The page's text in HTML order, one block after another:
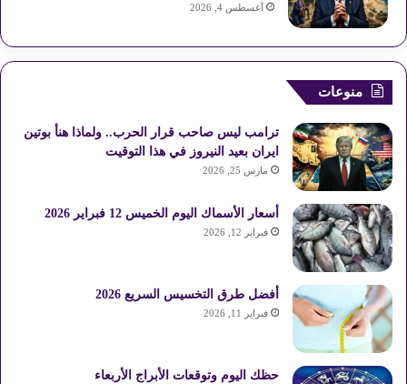
أغسطس 4, 2026
منوعات
ترامب ليس صاحب قرار الحرب.. ولماذا هنأ بوتين
ايران بعيد النيروز في هذا التوقيت
مارس 25, 2026
أسعار الأسماك اليوم الخميس 12 فبراير 2026
فبراير 12, 2026
أفضل طرق التخسيس السريع 2026
فبراير 11, 2026
حظك اليوم وتوقعات الأبراج الأربعاء